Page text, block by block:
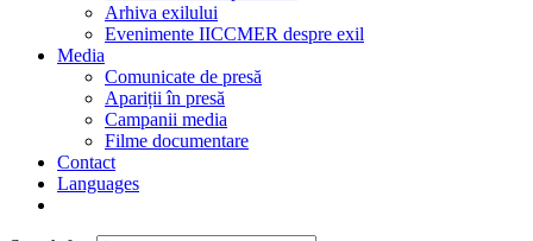
Arhiva exilului
Evenimente IICCMER despre exil
Media
Comunicate de presă
Apariții în presă
Campanii media
Filme documentare
Contact
Languages